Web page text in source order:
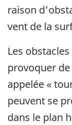
raison
vent de la
Les
provoquer
appelée «
peuvent se
dans le plan